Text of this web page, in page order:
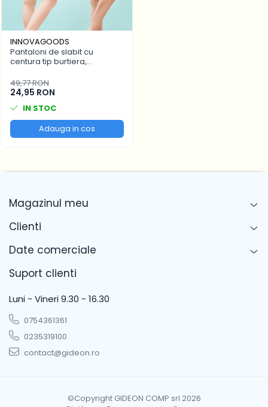
INNOVAGOODS
Pantaloni de slabit cu
centura tip burtiera,
- Resigilat
49,77 RON
24,95 RON
IN STOC
Adauga in cos
Magazinul meu
Clienti
Date comerciale
Suport clienti
Luni - Vineri 9.30 - 16.30
0754361361
0235319100
contact@gideon.ro
©Copyright GIDEON COMP srl 2026